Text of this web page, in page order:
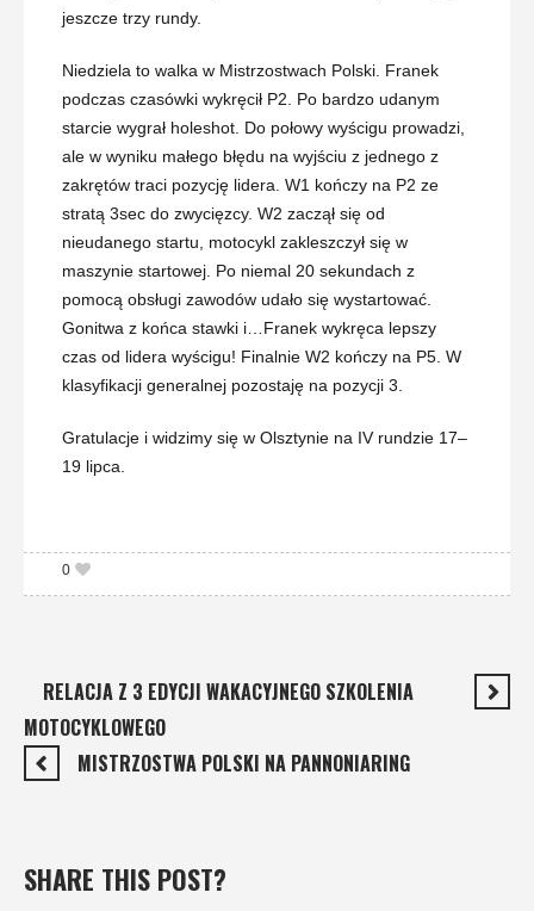
jeszcze trzy rundy.
Niedziela to walka w Mistrzostwach Polski. Franek
podczas czasówki wykręcił P2. Po bardzo udanym
starcie wygrał holeshot. Do połowy wyścigu prowadzi,
ale w wyniku małego błędu na wyjściu z jednego z
zakrętów traci pozycję lidera. W1 kończy na P2 ze
stratą 3sec do zwycięzcy. W2 zaczął się od
nieudanego startu, motocykl zakleszczył się w
maszynie startowej. Po niemal 20 sekundach z
pomocą obsługi zawodów udało się wystartować.
Gonitwa z końca stawki i…Franek wykręca lepszy
czas od lidera wyścigu! Finalnie W2 kończy na P5. W
klasyfikacji generalnej pozostaję na pozycji 3.
Gratulacje i widzimy się w Olsztynie na IV rundzie 17–
19 lipca.
0
RELACJA Z 3 EDYCJI WAKACYJNEGO SZKOLENIA
MOTOCYKLOWEGO
MISTRZOSTWA POLSKI NA PANNONIARING
SHARE THIS POST?